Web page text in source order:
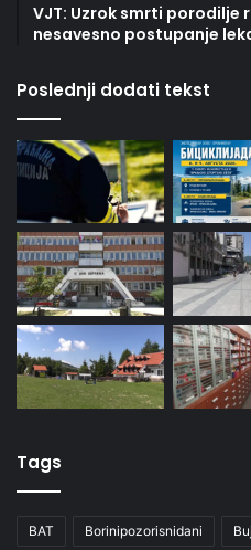
VJT: Uzrok smrti
nesavesno postupanje
Poslednji dodati tekst
Tags
BAT Borinipozorisnidani